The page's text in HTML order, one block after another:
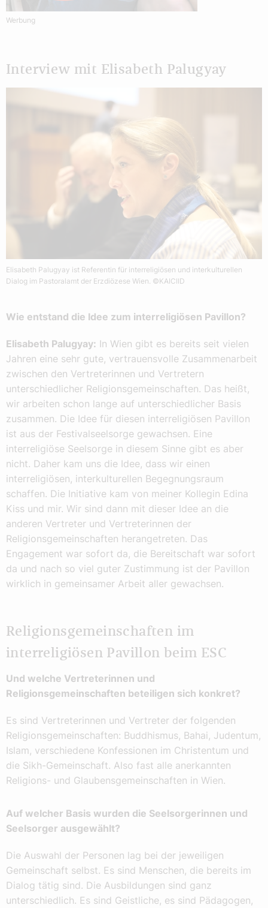
Werbung
Interview mit Elisabeth Palugyay
Elisabeth Palugyay ist Referentin für interreligiösen und interkulturellen
Dialog im Pastoralamt der Erzdiözese Wien. ©KAICIID
Wie entstand die Idee zum interreligiösen Pavillon?
Elisabeth Palugyay: In Wien gibt es bereits seit vielen
Jahren eine sehr gute, vertrauensvolle Zusammenarbeit
zwischen den Vertreterinnen und Vertretern
unterschiedlicher Religionsgemeinschaften. Das heißt,
wir arbeiten schon lange auf unterschiedlicher Basis
zusammen. Die Idee für diesen interreligiösen Pavillon
ist aus der Festivalseelsorge gewachsen. Eine
interreligiöse Seelsorge in diesem Sinne gibt es aber
nicht. Daher kam uns die Idee, dass wir einen
interreligiösen, interkulturellen Begegnungsraum
schaffen. Die Initiative kam von meiner Kollegin Edina
Kiss und mir. Wir sind dann mit dieser Idee an die
anderen Vertreter und Vertreterinnen der
Religionsgemeinschaften herangetreten. Das
Engagement war sofort da, die Bereitschaft war sofort
da und nach so viel guter Zustimmung ist der Pavillon
wirklich in gemeinsamer Arbeit aller gewachsen.
Religionsgemeinschaften im
interreligiösen Pavillon beim ESC
Und welche Vertreterinnen und
Religionsgemeinschaften beteiligen sich konkret?
Es sind Vertreterinnen und Vertreter der folgenden
Religionsgemeinschaften: Buddhismus, Bahai, Judentum,
Islam, verschiedene Konfessionen im Christentum und
die Sikh-Gemeinschaft. Also fast alle anerkannten
Religions- und Glaubensgemeinschaften in Wien.
Auf welcher Basis wurden die Seelsorgerinnen und
Seelsorger ausgewählt?
Die Auswahl der Personen lag bei der jeweiligen
Gemeinschaft selbst. Es sind Menschen, die bereits im
Dialog tätig sind. Die Ausbildungen sind ganz
unterschiedlich. Es sind Geistliche, es sind Pädagogen,